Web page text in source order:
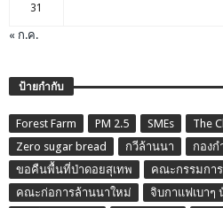
31
« ก.ค.
ป้ายกำกับ
Forest Farm PM 2.5 SMEs
The
Zero sugar bread
กวีล้านนา กองก
ขอคืนพื้นที่ป่าดอยสุเทพ
คณะกรรมกา
คณะก่อการล้านนาใหม่
จิบกาแฟเบาๆ